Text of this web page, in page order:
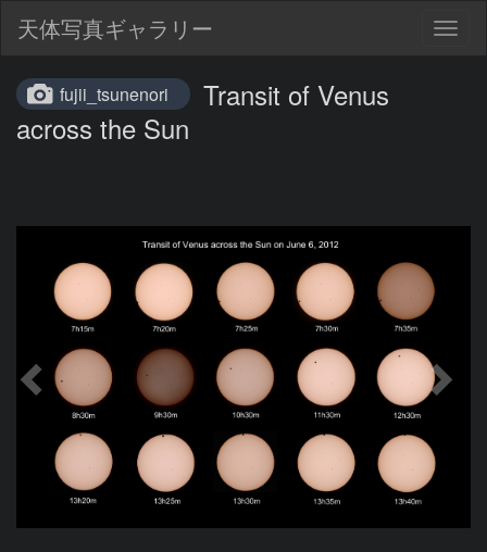
天体写真ギャラリー
fujii_tsunenori
Transit of Venus
across the Sun